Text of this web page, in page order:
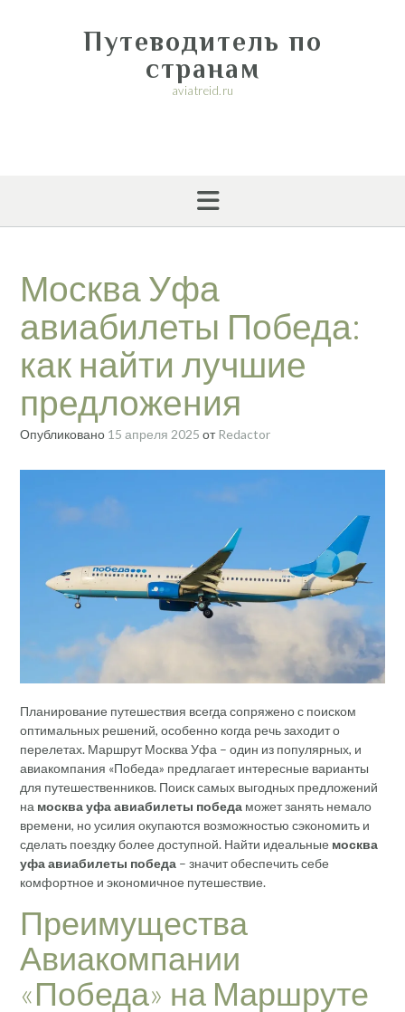
Путеводитель по
странам
aviatreid.ru
Москва Уфа
авиабилеты Победа:
как найти лучшие
предложения
Опубликовано 15 апреля 2025 отRedactor
Планирование путешествия всегда сопряжено с поиском
оптимальных решений, особенно когда речь заходит о
перелетах. Маршрут Москва Уфа – один из популярных, и
авиакомпания «Победа» предлагает интересные варианты
для путешественников. Поиск самых выгодных предложений
на москва уфа авиабилеты победа может занять немало
времени, но усилия окупаются возможностью сэкономить и
сделать поездку более доступной. Найти идеальные москва
уфа авиабилеты победа – значит обеспечить себе
комфортное и экономичное путешествие.
Преимущества
Авиакомпании
«Победа» на Маршруте